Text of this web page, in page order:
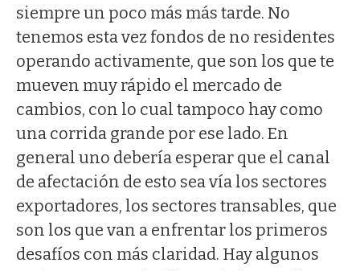
siempre un poco más más tarde. No
tenemos esta vez fondos de no residentes
operando activamente, que son los que te
mueven muy rápido el mercado de
cambios, con lo cual tampoco hay como
una corrida grande por ese lado. En
general uno debería esperar que el canal
de afectación de esto sea vía los sectores
exportadores, los sectores transables, que
son los que van a enfrentar los primeros
desafíos con más claridad. Hay algunos